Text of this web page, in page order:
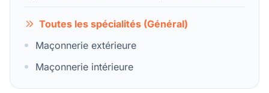
Toutes les spécialités (Général)
Maçonnerie extérieure
Maçonnerie intérieure